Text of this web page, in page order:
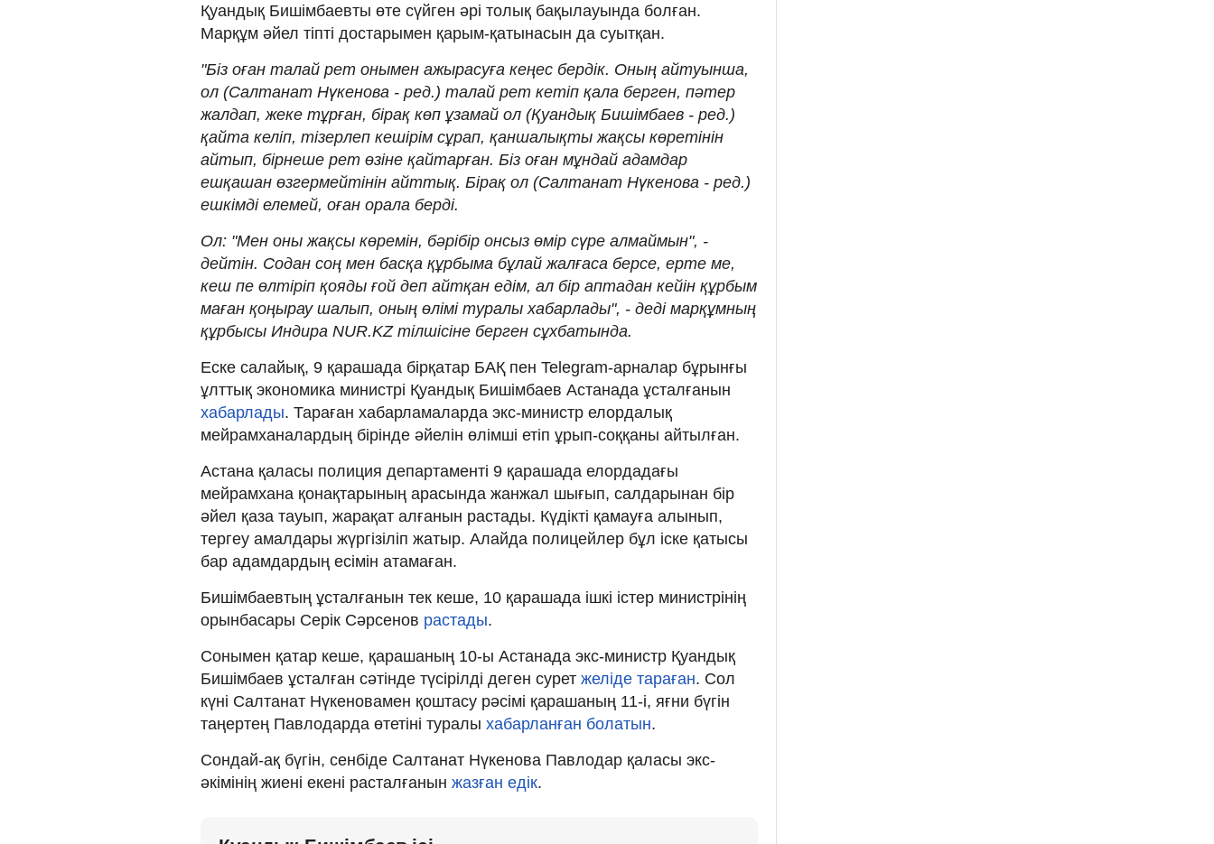
Қуандық Бишімбаевты өте сүйген әрі толық бақылауында болған.
Марқұм әйел тіпті достарымен қарым-қатынасын да суытқан.
"Біз оған талай рет онымен ажырасуға кеңес бердік. Оның айтуынша,
ол (Салтанат Нүкенова - ред.) талай рет кетіп қала берген, пәтер
жалдап, жеке тұрған, бірақ көп ұзамай ол (Қуандық Бишімбаев - ред.)
қайта келіп, тізерлеп кешірім сұрап, қаншалықты жақсы көретінін
айтып, бірнеше рет өзіне қайтарған. Біз оған мұндай адамдар
ешқашан өзгермейтінін айттық. Бірақ ол (Салтанат Нүкенова - ред.)
ешкімді елемей, оған орала берді.
Ол: "Мен оны жақсы көремін, бәрібір онсыз өмір сүре алмаймын", -
дейтін. Содан соң мен басқа құрбыма бұлай жалғаса берсе, ерте ме,
кеш пе өлтіріп қояды ғой деп айтқан едім, ал бір аптадан кейін құрбым
маған қоңырау шалып, оның өлімі туралы хабарлады", - деді марқұмның
құрбысы Индира NUR.KZ тілшісіне берген сұхбатында.
Еске салайық, 9 қарашада бірқатар БАҚ пен Telegram-арналар бұрынғы
ұлттық экономика министрі Қуандық Бишімбаев Астанада ұсталғанын
хабарлады. Тараған хабарламаларда экс-министр елордалық
мейрамханалардың бірінде әйелін өлімші етіп ұрып-соққаны айтылған.
Астана қаласы полиция департаменті 9 қарашада елордадағы
мейрамхана қонақтарының арасында жанжал шығып, салдарынан бір
әйел қаза тауып, жарақат алғанын растады. Күдікті қамауға алынып,
тергеу амалдары жүргізіліп жатыр. Алайда полицейлер бұл іске қатысы
бар адамдардың есімін атамаған.
Бишімбаевтың ұсталғанын тек кеше, 10 қарашада ішкі істер министрінің
орынбасары Серік Сәрсенов растады.
Сонымен қатар кеше, қарашаның 10-ы Астанада экс-министр Қуандық
Бишімбаев ұсталған сәтінде түсірілді деген сурет желіде тараған. Сол
күні Салтанат Нүкеновамен қоштасу рәсімі қарашаның 11-і, яғни бүгін
таңертең Павлодарда өтетіні туралы хабарланған болатын.
Сондай-ақ бүгін, сенбіде Салтанат Нүкенова Павлодар қаласы экс-
әкімінің жиені екені расталғанын жазған едік.